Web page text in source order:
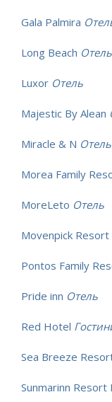
Gala Palmira
Long Beach Отель
Luxor Отель
Majestic By Alean
Miracle & N Отель
Morea Family
MoreLeto Отель
Movenpick Resort
Pontos Family
Pride inn Отель
Red Hotel
Sea Breeze
Sunmarinn Resort